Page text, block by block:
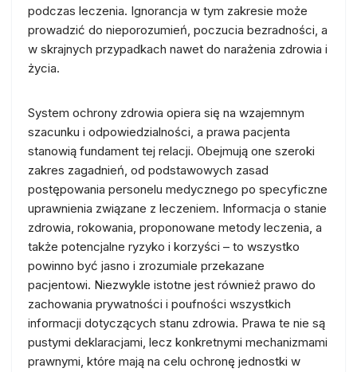
podczas leczenia. Ignorancja w tym zakresie może
prowadzić do nieporozumień, poczucia bezradności, a
w skrajnych przypadkach nawet do narażenia zdrowia i
życia.
System ochrony zdrowia opiera się na wzajemnym
szacunku i odpowiedzialności, a prawa pacjenta
stanowią fundament tej relacji. Obejmują one szeroki
zakres zagadnień, od podstawowych zasad
postępowania personelu medycznego po specyficzne
uprawnienia związane z leczeniem. Informacja o stanie
zdrowia, rokowania, proponowane metody leczenia, a
także potencjalne ryzyko i korzyści – to wszystko
powinno być jasno i zrozumiale przekazane
pacjentowi. Niezwykle istotne jest również prawo do
zachowania prywatności i poufności wszystkich
informacji dotyczących stanu zdrowia. Prawa te nie są
pustymi deklaracjami, lecz konkretnymi mechanizmami
prawnymi, które mają na celu ochronę jednostki w